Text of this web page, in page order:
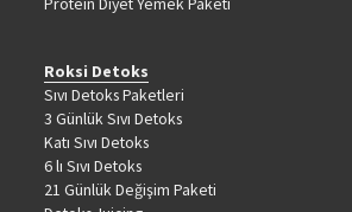
Roksi Detoks
Sıvı Detoks Paketleri
3 Günlük Sıvı Detoks
Katı Sıvı Detoks
6 lı Sıvı Detoks
21 Günlük Değişim Paketi